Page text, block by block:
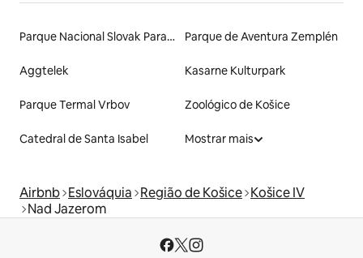
Parque Nacional Slovak Paradise Parque de Aventura Zemplén
Aggtelek Kasarne Kulturpark
Parque Termal Vrbov Zoológico de Košice
Catedral de Santa Isabel Mostrar mais
Airbnb Eslováquia Região de Košice Košice IV
Nad Jazerom